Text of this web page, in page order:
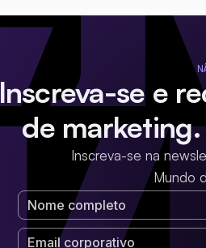
Inscreva-se e
de
Inscreva-se na
Mundo